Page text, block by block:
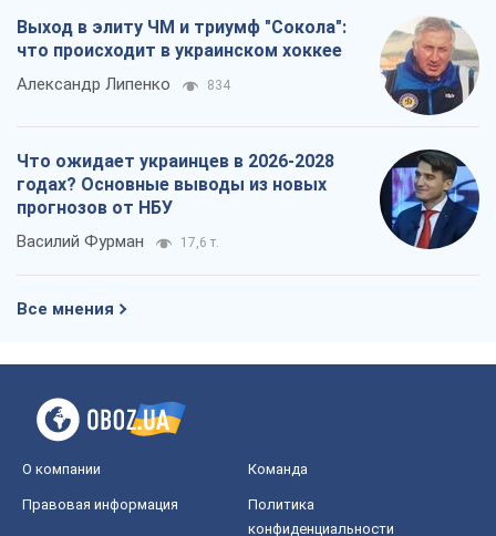
Выход в элиту ЧМ и триумф "Сокола":
что происходит в украинском хоккее
Александр Липенко 834
Что ожидает украинцев в 2026-2028
годах? Основные выводы из новых
прогнозов от НБУ
Василий Фурман 17,6 т.
Все мнения
О компании Команда
Правовая информация
Политика
конфиденциальности